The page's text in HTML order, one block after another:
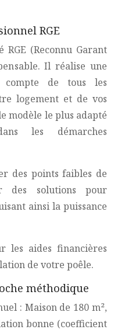
RGE
RGE (Reconnu Garant
Il réalise une
compte de tous les
logement et de vos
modèle le plus adapté
les démarches
des points faibles de
des solutions pour
ainsi la puissance
les aides financières
de votre poêle.
méthodique
: Maison de 180 m²,
bonne (coefficient